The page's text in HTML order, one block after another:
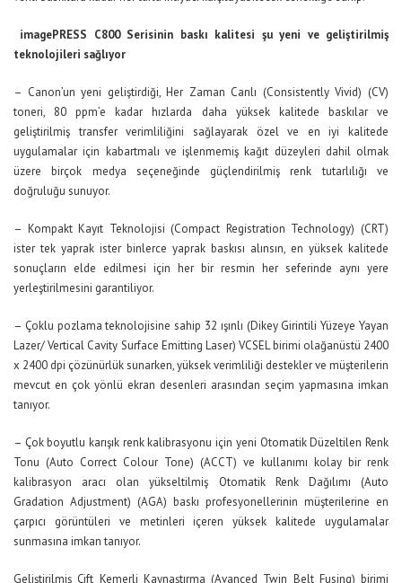
imagePRESS C800 Serisinin baskı kalitesi şu yeni ve geliştirilmiş
teknolojileri sağlıyor
– Canon’un yeni geliştirdiği, Her Zaman Canlı (Consistently Vivid) (CV)
toneri, 80 ppm’e kadar hızlarda daha yüksek kalitede baskılar ve
geliştirilmiş transfer verimliliğini sağlayarak özel ve en iyi kalitede
uygulamalar için kabartmalı ve işlenmemiş kağıt düzeyleri dahil olmak
üzere birçok medya seçeneğinde güçlendirilmiş renk tutarlılığı ve
doğruluğu sunuyor.
– Kompakt Kayıt Teknolojisi (Compact Registration Technology) (CRT)
ister tek yaprak ister binlerce yaprak baskısı alınsın, en yüksek kalitede
sonuçların elde edilmesi için her bir resmin her seferinde aynı yere
yerleştirilmesini garantiliyor.
– Çoklu pozlama teknolojisine sahip 32 ışınlı (Dikey Girintili Yüzeye Yayan
Lazer/ Vertical Cavity Surface Emitting Laser) VCSEL birimi olağanüstü 2400
x 2400 dpi çözünürlük sunarken, yüksek verimliliği destekler ve müşterilerin
mevcut en çok yönlü ekran desenleri arasından seçim yapmasına imkan
tanıyor.
– Çok boyutlu karışık renk kalibrasyonu için yeni Otomatik Düzeltilen Renk
Tonu (Auto Correct Colour Tone) (ACCT) ve kullanımı kolay bir renk
kalibrasyon aracı olan yükseltilmiş Otomatik Renk Dağılımı (Auto
Gradation Adjustment) (AGA) baskı profesyonellerinin müşterilerine en
çarpıcı görüntüleri ve metinleri içeren yüksek kalitede uygulamalar
sunmasına imkan tanıyor.
Geliştirilmiş Çift Kemerli Kaynaştırma (Avanced Twin Belt Fusing) birimi